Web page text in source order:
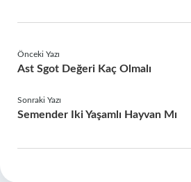
Önceki Yazı
Ast Sgot Değeri Kaç Olmalı
Sonraki Yazı
Semender Iki Yaşamlı Hayvan Mı